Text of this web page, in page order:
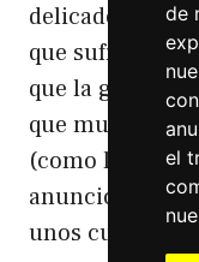
de
el
delicado. Hoy
que sufro día si
que la
que muchas
(como las
anuncio). Nos
unos cuerpos